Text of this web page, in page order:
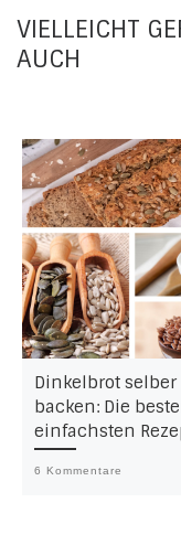
VIELLEICHT
AUCH
Dinkelbrot selber
backen: Die
einfachsten
6 Kommentare